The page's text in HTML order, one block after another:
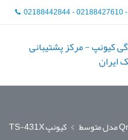
02188442844 - 02188427610
کیونپ TS-431X